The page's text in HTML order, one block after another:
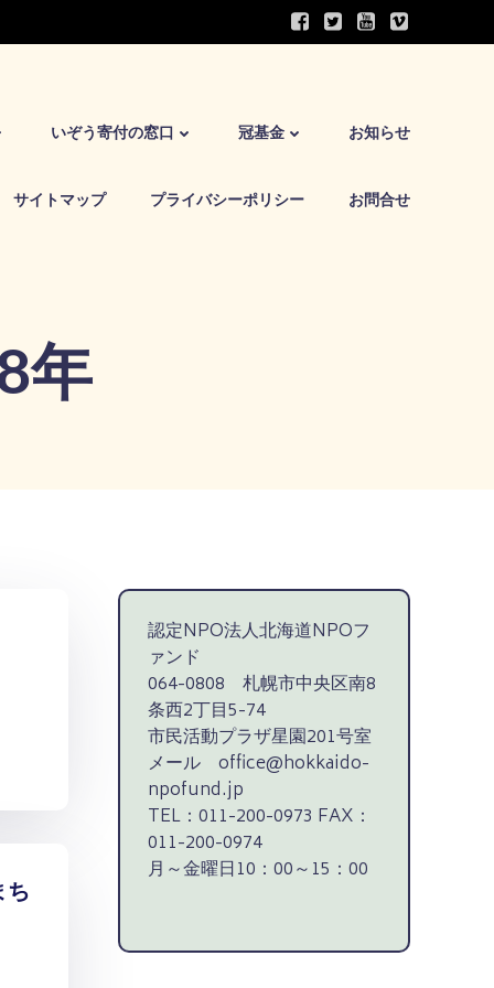
いぞう寄付の窓口 冠基金 お知らせ
サイトマップ プライバシーポリシー お問合せ
年
認定NPO法人北海道NPOフ
ァンド
064-0808 札幌市中央区南8
条西2丁目5-74
市民活動プラザ星園201号室
メール office@hokkaido-
npofund.jp
TEL：011-200-0973 FAX：
011-200-0974
月～金曜日10：00～15：00